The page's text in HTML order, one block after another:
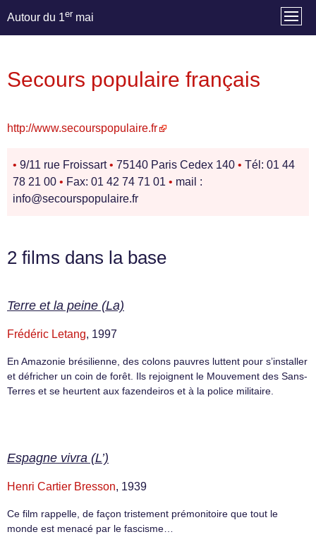
Autour du 1er mai
Secours populaire français
http://www.secourspopulaire.fr
• 9/11 rue Froissart• 75140 Paris Cedex 140 • Tél: 01 44
78 21 00 • Fax: 01 42 74 71 01 • mail :
info@secourspopulaire.fr
2 films dans la base
Terre et la peine (La)
Frédéric Letang, 1997
En Amazonie brésilienne, des colons pauvres luttent pour s’installer
et défricher un coin de forêt. Ils rejoignent le Mouvement des Sans-
Terres et se heurtent aux fazendeiros et à la police militaire.
Espagne vivra (L’)
Henri Cartier Bresson, 1939
Ce film rappelle, de façon tristement prémonitoire que tout le
monde est menacé par le fascisme…